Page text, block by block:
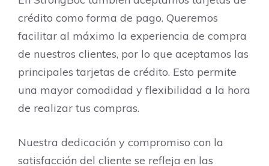
crédito como forma de pago. Queremos
facilitar al máximo la experiencia de compra
de nuestros clientes, por lo que aceptamos las
principales tarjetas de crédito. Esto permite
una mayor comodidad y flexibilidad a la hora
de realizar tus compras.
Nuestra dedicación y compromiso con la
satisfacción del cliente se refleja en las